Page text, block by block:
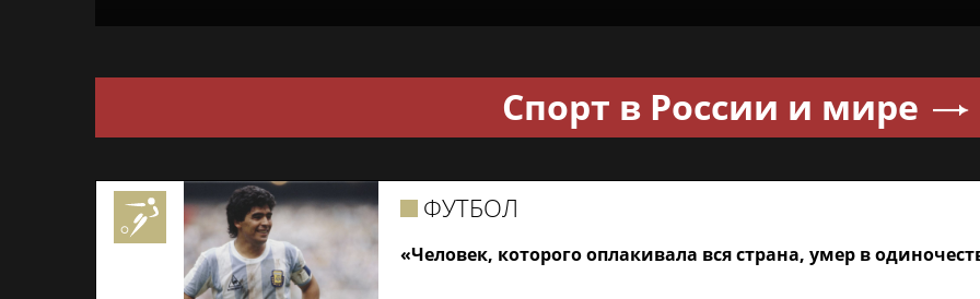
Спорт в России и мире
«Человек, которого оплакивала вся страна, умер в
ФУТБОЛ